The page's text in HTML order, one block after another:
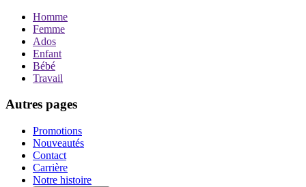
Homme
Femme
Ados
Enfant
Bébé
Travail
Autres pages
Promotions
Nouveautés
Contact
Carrière
Notre histoire